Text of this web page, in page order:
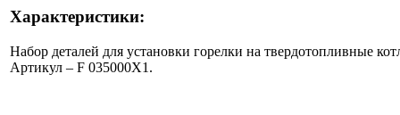
Характеристики:
Набор деталей для установки горелки на твердотопливные
Артикул – F 035000X1.